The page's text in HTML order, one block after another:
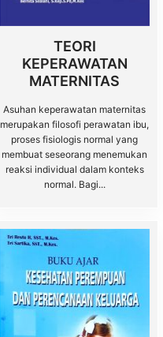
TEORI
KEPERAWATAN
MATERNITAS
Asuhan keperawatan maternitas
merupakan filosofi perawatan ibu,
proses fisiologis normal yang
membuat seseorang menemukan
reaksi individual dalam konteks
normal. Bagi...